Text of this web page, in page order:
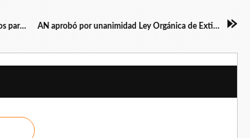
Maduro llama a la empresa privada a sumar esfuerzos para fortalecer el sistema de salud en Venezuela AN aprobó por unanimidad Ley Orgánica de Extinción de Dominio en primera discusión